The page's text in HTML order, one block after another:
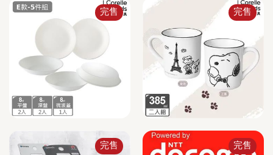
完售 完售
完售 完售